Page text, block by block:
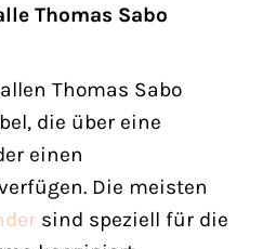
Thomas Sabo
Thomas Sabo
die über eine
einen
Die meisten
sind speziell für die